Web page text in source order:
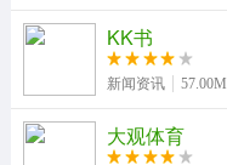
KK书
新闻资讯 57.00M
大观体育